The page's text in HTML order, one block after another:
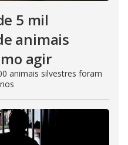
5 mil
animais
agir
animais silvestres foram